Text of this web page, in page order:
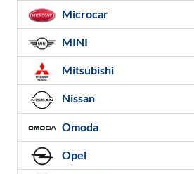
Microcar
MINI
Mitsubishi
Nissan
Omoda
Opel